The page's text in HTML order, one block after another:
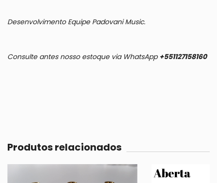
Desenvolvimento Equipe Padovani Music.
Consulte antes nosso estoque via WhatsApp +551127158160
Produtos relacionados